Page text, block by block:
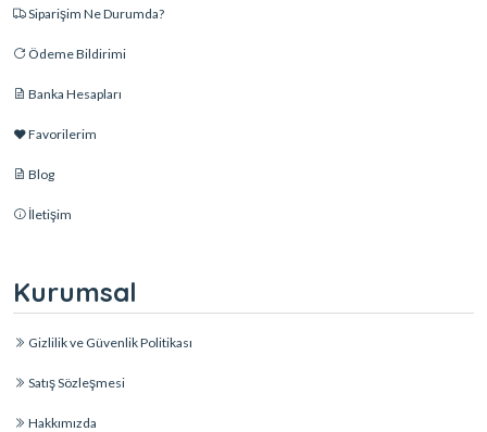
Siparişim Ne Durumda?
Ödeme Bildirimi
Banka Hesapları
Favorilerim
Blog
İletişim
Kurumsal
Gizlilik ve Güvenlik Politikası
Satış Sözleşmesi
Hakkımızda